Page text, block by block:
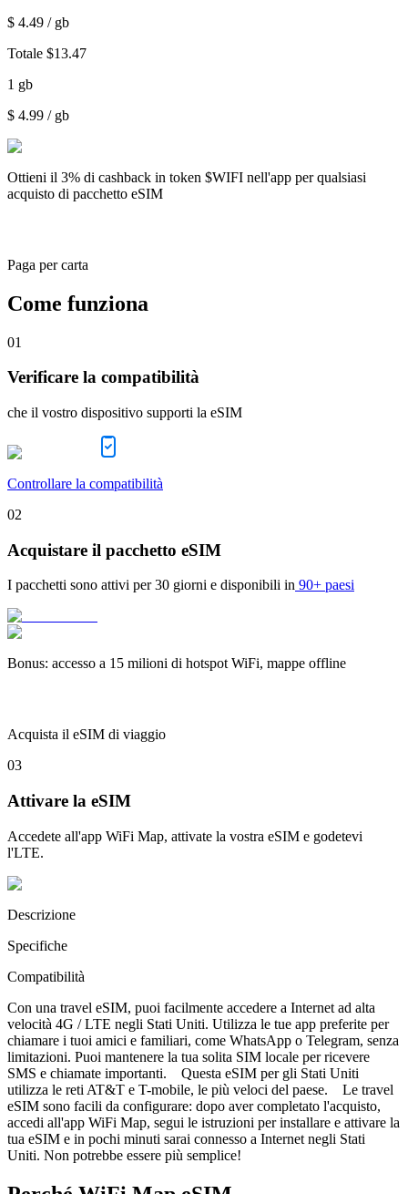
$ 4.49 / gb
Totale $13.47
1 gb
$ 4.99 / gb
Ottieni il 3% di cashback in token $WIFI nell'app per qualsiasi
acquisto di pacchetto eSIM
Paga per carta
Come funziona
01
Verificare la compatibilità
che il vostro dispositivo supporti la eSIM
Controllare la compatibilità
02
Acquistare il pacchetto eSIM
I pacchetti sono attivi per 30 giorni e disponibili in 90+ paesi
Bonus: accesso a 15 milioni di hotspot WiFi, mappe offline
Acquista il eSIM di viaggio
03
Attivare la eSIM
Accedete all'app WiFi Map, attivate la vostra eSIM e godetevi
l'LTE.
Descrizione
Specifiche
Compatibilità
Con una travel eSIM, puoi facilmente accedere a Internet ad alta
velocità 4G / LTE negli Stati Uniti. Utilizza le tue app preferite per
chiamare i tuoi amici e familiari, come WhatsApp o Telegram, senza
limitazioni. Puoi mantenere la tua solita SIM locale per ricevere
SMS e chiamate importanti. Questa eSIM per gli Stati Uniti
utilizza le reti AT&T e T-mobile, le più veloci del paese. Le travel
eSIM sono facili da configurare: dopo aver completato l'acquisto,
accedi all'app WiFi Map, segui le istruzioni per installare e attivare la
tua eSIM e in pochi minuti sarai connesso a Internet negli Stati
Uniti. Non potrebbe essere più semplice!